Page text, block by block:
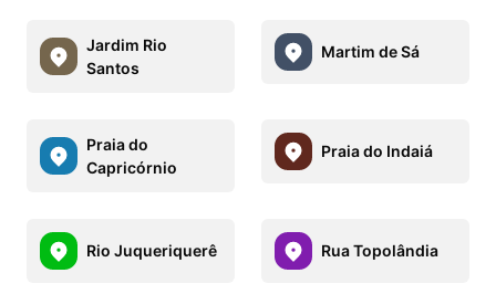
Jardim Rio
Santos
Martim de Sá
Praia do
Capricórnio
Praia do Indaiá
Rio Juqueriquerê Rua Topolândia